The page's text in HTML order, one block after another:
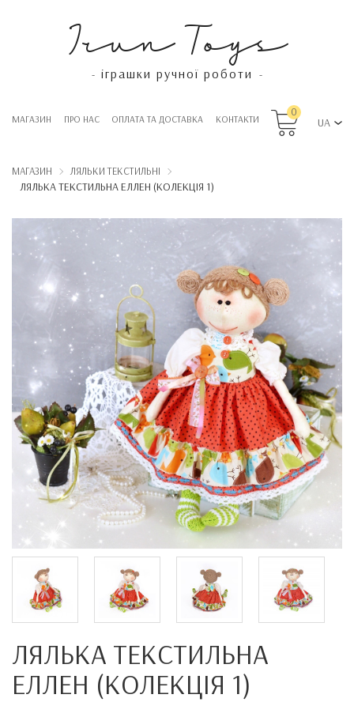
Irun Toys
- іграшки ручної роботи -
МАГАЗИН ПРО НАС OПЛАТА ТА ДОСТАВКА КОНТАКТИ
0
UA
МАГАЗИН ЛЯЛЬКИ ТЕКСТИЛЬНІ
ЛЯЛЬКА ТЕКСТИЛЬНА ЕЛЛЕН (КОЛЕКЦІЯ 1)
ЛЯЛЬКА ТЕКСТИЛЬНА
ЕЛЛЕН (КОЛЕКЦІЯ 1)